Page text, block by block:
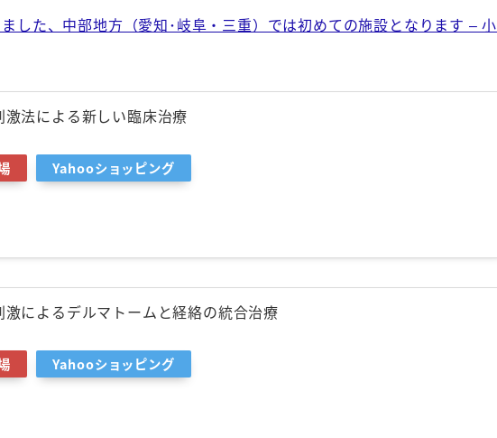
した、中部地方（愛知･岐阜・三重）では初めての施設となります – 小
法による新しい臨床治療
Yahooショッピング
によるデルマトームと経絡の統合治療
Yahooショッピング